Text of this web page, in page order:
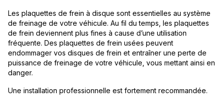
Les plaquettes de frein à disque sont essentielles au système
de freinage de votre véhicule. Au fil du temps, les plaquettes
de frein deviennent plus fines à cause d’une utilisation
fréquente. Des plaquettes de frein usées peuvent
endommager vos disques de frein et entraîner une perte de
puissance de freinage de votre véhicule, vous mettant ainsi en
danger.
Une installation professionnelle est fortement recommandée.